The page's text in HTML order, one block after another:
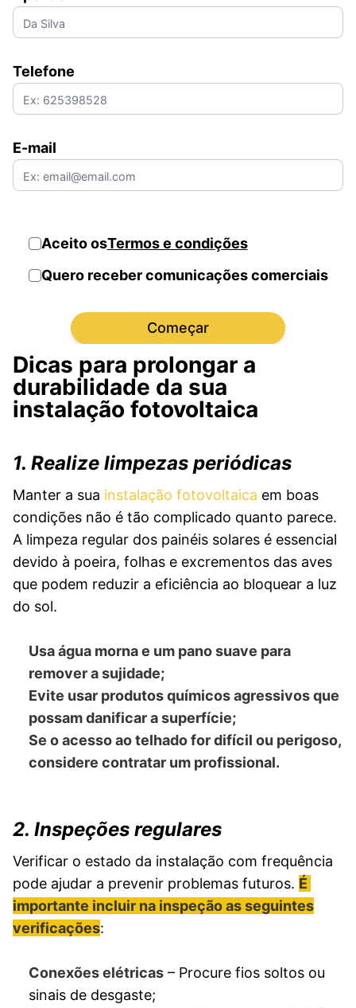
Telefone
E-mail
Aceito osTermos e condições
Quero receber comunicações comerciais
Começar
Dicas para prolongar a
durabilidade da sua
instalação fotovoltaica
1. Realize limpezas periódicas
Manter a sua instalação fotovoltaica em boas
condições não é tão complicado quanto parece.
A limpeza regular dos painéis solares é essencial
devido à poeira, folhas e excrementos das aves
que podem reduzir a eficiência ao bloquear a luz
do sol.
Usa água morna e um pano suave para
remover a sujidade;
Evite usar produtos químicos agressivos que
possam danificar a superfície;
Se o acesso ao telhado for difícil ou perigoso,
considere contratar um profissional.
2. Inspeções regulares
Verificar o estado da instalação com frequência
pode ajudar a prevenir problemas futuros. É
importante incluir na inspeção as seguintes
verificações:
Conexões elétricas – Procure fios soltos ou
sinais de desgaste;